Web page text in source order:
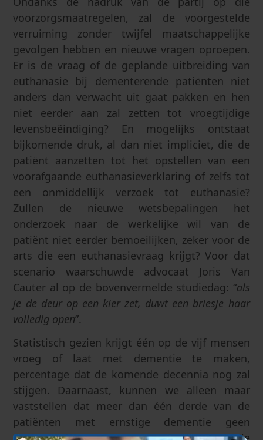
voorzorgsmaatregelen, zal de voorgestelde
verruiming zonder twijfel maatschappelijke
gevolgen hebben en nieuwe vragen oproepen.
Er is de vraag of de geplande uitbreiding van
euthanasie bij dementerende patiënten niet
anders dan verwacht uit gaat pakken en hen
niet eerder aan zal zetten tot vroegtijdige
levensbeëindiging? En mogelijks ontstaat
bijkomende druk, al dan niet impliciet, die de
patiënt aanzetten tot het opstellen van een
voorafgaande euthanasieverklaring of zelfs tot
een onmiddellijk verzoek tot euthanasie?
Zullen de nieuwe wetsbepalingen het
onderzoek naar de werkelijke wil van de
patiënt niet eerder bemoeilijken, zeker voor de
arts die een euthanasievraag krijgt? Voor dat
scenario waarschuwde advocaat Joris Van
Cauter al op de bovenvermelde studiedag: “als
je de deur op een kier zet, duwt een briesje haar
volledig open”.
Statistisch gezien krijgt één op de vijf mensen
vroeg of laat met dementie te maken,
percentage dat de komende decennia nog zal
stijgen. Daarnaast, kunnen we alleen maar
vaststellen dat meer dan één derde van de
patiënten met ernstige dementie geen